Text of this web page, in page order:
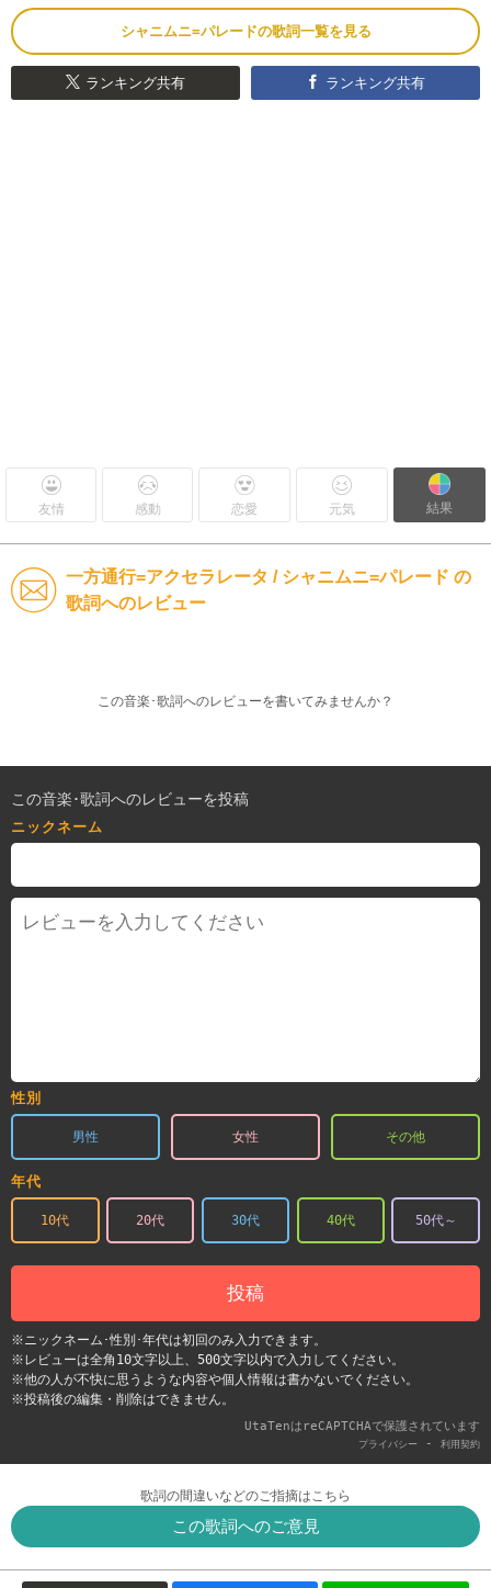
シャニムニ=パレードの歌詞一覧を見る
ランキング共有 ランキング共有
友情 感動 恋愛 元気 結果
一方通行=アクセラレータ / シャニムニ=パレード の
歌詞へのレビュー
この音楽･歌詞へのレビューを書いてみませんか？
この音楽･歌詞へのレビューを投稿
ニックネーム
性別
男性 女性 その他
年代
10代 20代 30代 40代 50代～
投稿
※ニックネーム･性別･年代は初回のみ入力できます。
※レビューは全角10文字以上、500文字以内で入力してください。
※他の人が不快に思うような内容や個人情報は書かないでください。
※投稿後の編集・削除はできません。
UtaTenはreCAPTCHAで保護されています
プライバシー - 利用契約
歌詞の間違いなどのご指摘はこちら
この歌詞へのご意見